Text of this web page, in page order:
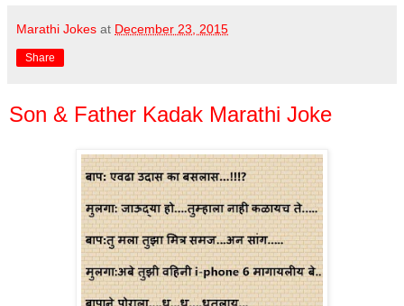
Marathi Jokes at December 23, 2015
Share
Son & Father Kadak Marathi Joke